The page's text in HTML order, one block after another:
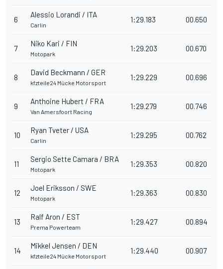
6
Alessio Lorandi / ITA
Carlin
1:29.183 00.650
7
Niko Kari / FIN
Motopark
1:29.203 00.670
8
David Beckmann / GER
kfzteile24 Mücke Motorsport
1:29.229 00.696
9
Anthoine Hubert / FRA
Van Amersfoort Racing
1:29.279 00.746
10
Ryan Tveter / USA
Carlin
1:29.295 00.762
11
Sergio Sette Camara / BRA
Motopark
1:29.353 00.820
12
Joel Eriksson / SWE
Motopark
1:29.363 00.830
13
Ralf Aron / EST
Prema Powerteam
1:29.427 00.894
14
Mikkel Jensen / DEN
kfzteile24 Mücke Motorsport
1:29.440 00.907